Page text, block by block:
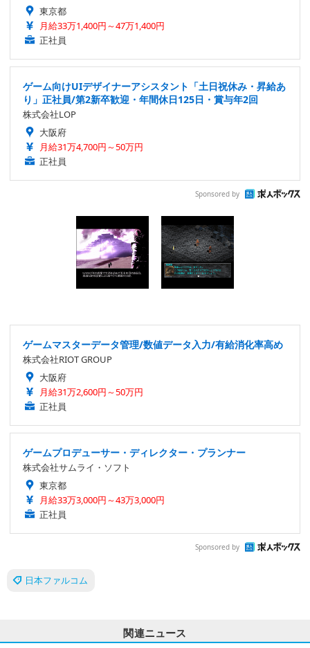
東京都
月給33万1,400円～47万1,400円
正社員
ゲーム向けUIデザイナーアシスタント「土日祝休み・昇給あ
り」正社員/第2新卒歓迎・年間休日125日・賞与年2回
株式会社LOP
大阪府
月給31万4,700円～50万円
正社員
Sponsored by
ゲームマスターデータ管理/数値データ入力/有給消化率高め
株式会社RIOT GROUP
大阪府
月給31万2,600円～50万円
正社員
ゲームプロデューサー・ディレクター・プランナー
株式会社サムライ・ソフト
東京都
月給33万3,000円～43万3,000円
正社員
Sponsored by
日本ファルコム
関連ニュース